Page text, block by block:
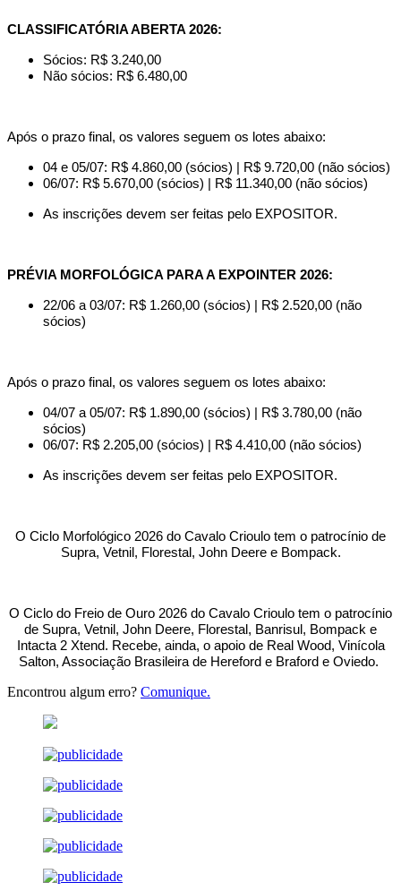
CLASSIFICATÓRIA ABERTA 2026:
Sócios: R$ 3.240,00
Não sócios: R$ 6.480,00
Após o prazo final, os valores seguem os lotes abaixo:
04 e 05/07: R$ 4.860,00 (sócios) | R$ 9.720,00 (não sócios)
06/07: R$ 5.670,00 (sócios) | R$ 11.340,00 (não sócios)
As inscrições devem ser feitas pelo EXPOSITOR.
PRÉVIA MORFOLÓGICA PARA A EXPOINTER 2026:
22/06 a 03/07: R$ 1.260,00 (sócios) | R$ 2.520,00 (não
sócios)
Após o prazo final, os valores seguem os lotes abaixo:
04/07 a 05/07: R$ 1.890,00 (sócios) | R$ 3.780,00 (não
sócios)
06/07: R$ 2.205,00 (sócios) | R$ 4.410,00 (não sócios)
As inscrições devem ser feitas pelo EXPOSITOR.
O Ciclo Morfológico 2026 do Cavalo Crioulo tem o patrocínio de
Supra, Vetnil, Florestal, John Deere e Bompack.
O Ciclo do Freio de Ouro 2026 do Cavalo Crioulo tem o patrocínio
de Supra, Vetnil, John Deere, Florestal, Banrisul, Bompack e
Intacta 2 Xtend. Recebe, ainda, o apoio de Real Wood, Vinícola
Salton, Associação Brasileira de Hereford e Braford e Oviedo.
Encontrou algum erro? Comunique.